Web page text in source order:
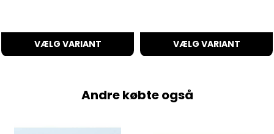
VÆLG VARIANT VÆLG VARIANT
Andre købte også